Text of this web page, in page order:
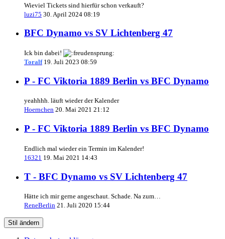
Wieviel Tickets sind hierfür schon verkauft?
luzi75 30. April 2024 08:19
BFC Dynamo vs SV Lichtenberg 47
Ick bin dabei!
Toralf 19. Juli 2023 08:59
P - FC Viktoria 1889 Berlin vs BFC Dynamo
yeahhhh. läuft wieder der Kalender
Hoernchen 20. Mai 2021 21:12
P - FC Viktoria 1889 Berlin vs BFC Dynamo
Endlich mal wieder ein Termin im Kalender!
16321 19. Mai 2021 14:43
T - BFC Dynamo vs SV Lichtenberg 47
Hätte ich mir gerne angeschaut. Schade. Na zum…
ReneBerlin 21. Juli 2020 15:44
Stil ändern